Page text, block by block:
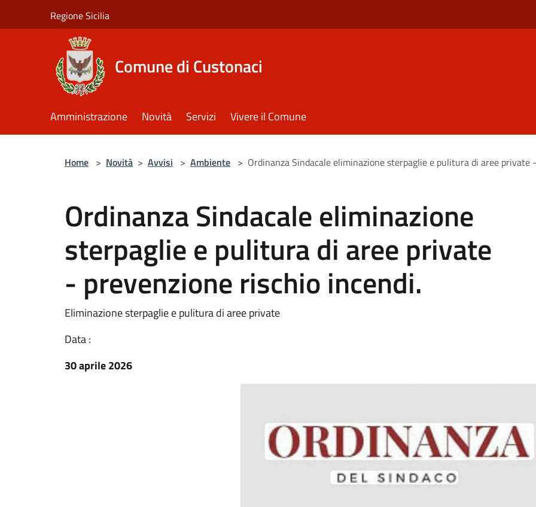
Regione Sicilia
Comune di Custonaci
Amministrazione Novità Servizi Vivere il Comune
Home > Novità > Avvisi > Ambiente > Ordinanza Sindacale eliminazione sterpaglie e pulitura di aree private
Ordinanza Sindacale eliminazione
sterpaglie e pulitura di aree private
- prevenzione rischio incendi.
Eliminazione sterpaglie e pulitura di aree private
Data :
30 aprile 2026